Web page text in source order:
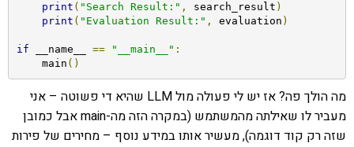
print ( "Search Result:" , search_result )
print ( "Evaluation Result:" , evaluation )
if __name__ == "__main__" :
    main
()
מה הולך פה? אז יש לי פעולה מול LLM שהיא די פשוטה – אני
מעביר לו שאילתה מהמשתמש (במקרה הזה מה-main אבל כמובן
שזה רק קוד דוגמה), מעשיר אותו במידע נוסף – מחירים של פירות